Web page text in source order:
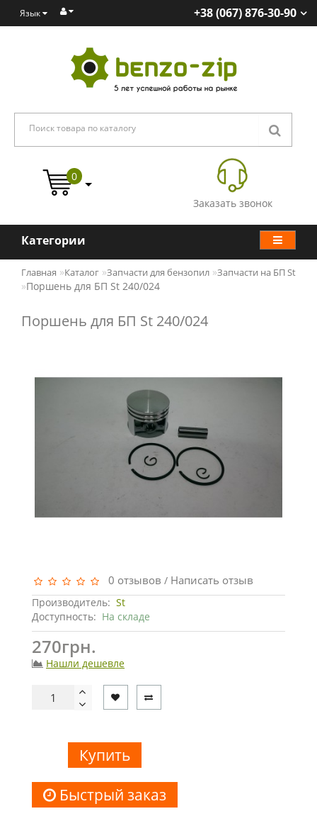
Язык +38 (067) 876-30-90
Заказать звонок
0
Категории
Главная Каталог Запчасти для бензопил Запчасти на БП St
Поршень для БП St 240/024
Поршень для БП St 240/024
0 отзывов / Написать отзыв
Производитель: St
Доступность: На складе
270грн.
Нашли дешевле
Купить
Быстрый заказ